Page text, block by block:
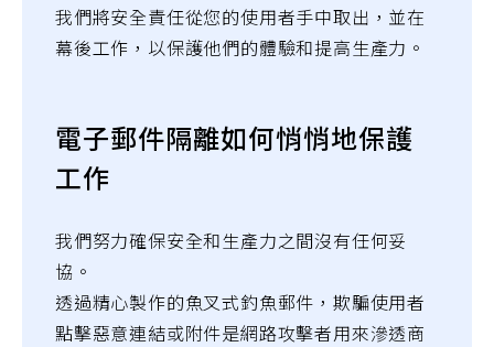
我們將安全責任從您的使用者手中取出，並在
幕後工作，以保護他們的體驗和提高生產力。
電子郵件隔離如何悄悄地保護
工作
我們努力確保安全和生產力之間沒有任何妥
協。
透過精心製作的魚叉式釣魚郵件，欺騙使用者
點擊惡意連結或附件是網路攻擊者用來滲透商